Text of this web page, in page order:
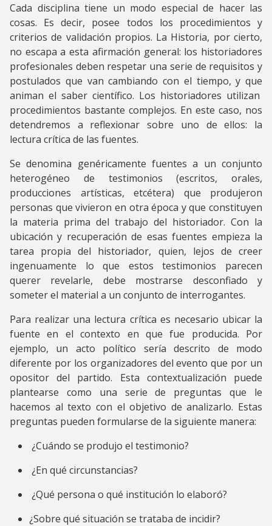
Cada disciplina tiene un modo especial de hacer las
cosas. Es decir, posee todos los procedimientos y
criterios de validación propios. La Historia, por cierto,
no escapa a esta afirmación general: los historiadores
profesionales deben respetar una serie de requisitos y
postulados que van cambiando con el tiempo, y que
animan el saber científico. Los historiadores utilizan
procedimientos bastante complejos. En este caso, nos
detendremos a reflexionar sobre uno de ellos: la
lectura crítica de las fuentes.
Se denomina genéricamente fuentes a un conjunto
heterogéneo de testimonios (escritos, orales,
producciones artísticas, etcétera) que produjeron
personas que vivieron en otra época y que constituyen
la materia prima del trabajo del historiador. Con la
ubicación y recuperación de esas fuentes empieza la
tarea propia del historiador, quien, lejos de creer
ingenuamente lo que estos testimonios parecen
querer revelarle, debe mostrarse desconfiado y
someter el material a un conjunto de interrogantes.
Para realizar una lectura crítica es necesario ubicar la
fuente en el contexto en que fue producida. Por
ejemplo, un acto político sería descrito de modo
diferente por los organizadores del evento que por un
opositor del partido. Esta contextualización puede
plantearse como una serie de preguntas que le
hacemos al texto con el objetivo de analizarlo. Estas
preguntas pueden formularse de la siguiente manera:
¿Cuándo se produjo el testimonio?
¿En qué circunstancias?
¿Qué persona o qué institución lo elaboró?
¿Sobre qué situación se trataba de incidir?